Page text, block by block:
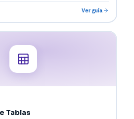
Ver guía
Tablas